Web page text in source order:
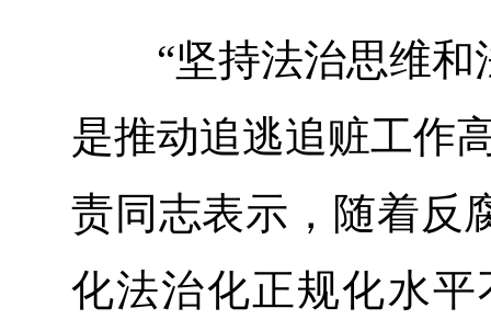
“坚持法治思维和
是推动追逃追赃工作
责同志表示，随着反
化法治化正规化水